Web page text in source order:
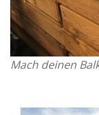
Mach deinen